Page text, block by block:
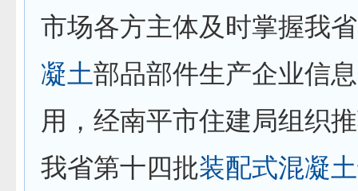
市场各方主体及时掌握我省
凝土部品部件生产企业信
用，经南平市住建局组织
我省第十四批装配式混凝土